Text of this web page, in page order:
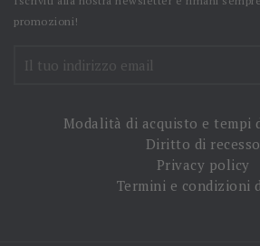
promozioni!
Modalità di acquisto e tempi
Diritto di recesso
Privacy policy
Termini e condizioni